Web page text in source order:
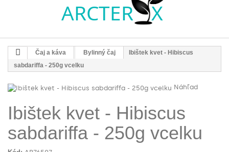
Čaj a káva Bylinný čaj
Ibištek kvet - Hibiscus
sabdariffa - 250g vcelku
Náhľad
Ibištek kvet - Hibiscus
sabdariffa - 250g vcelku